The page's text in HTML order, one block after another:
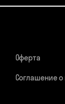
Оферта
Соглашение